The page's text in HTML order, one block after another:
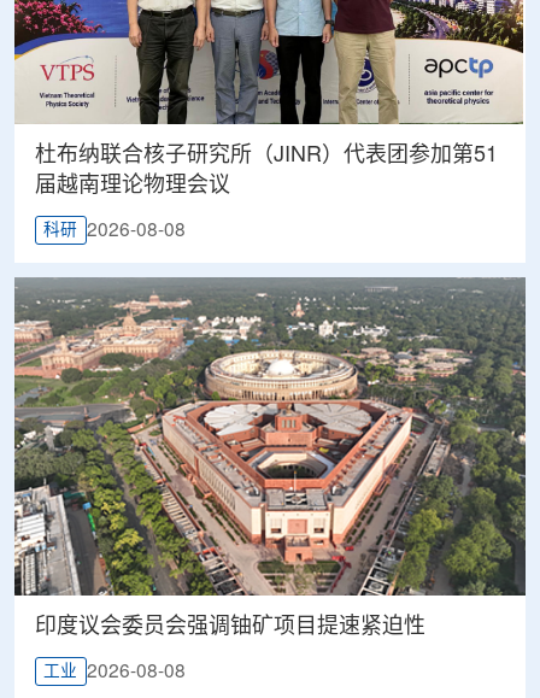
杜布纳联合核子研究所（JINR）代表团参加第51
届越南理论物理会议
科研 2026-08-08
印度议会委员会强调铀矿项目提速紧迫性
工业 2026-08-08